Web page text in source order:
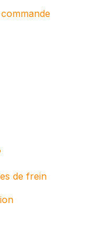
de frein